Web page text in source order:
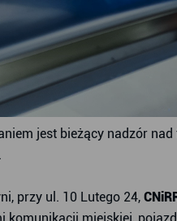
jest bieżący nadzór
przy ul. 10 Lutego 24,